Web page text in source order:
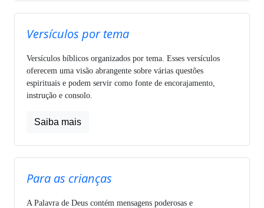
Versículos por tema
Versículos bíblicos organizados por tema. Esses versículos
oferecem uma visão abrangente sobre várias questões
espirituais e podem servir como fonte de encorajamento,
instrução e consolo.
Saiba mais
Para as crianças
A Palavra de Deus contém mensagens poderosas e